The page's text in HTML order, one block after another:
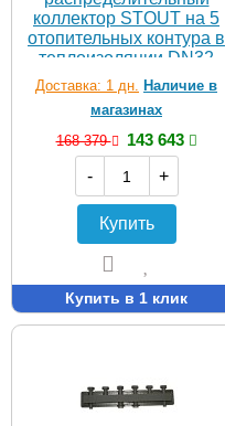
коллектор STOUT на 5
отопительных контура в
теплоизоляции DN32
Доставка: 1 дн. Наличие в
магазинах
168 379
143 643
-
+
Купить
Купить в 1 клик